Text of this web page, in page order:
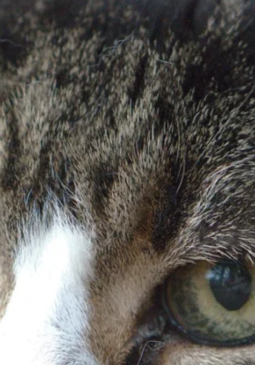
i analizować ruch w naszej
reklamowym i analitycznym.
korzystania z ich usług.
działać w zamierzony sposób bez